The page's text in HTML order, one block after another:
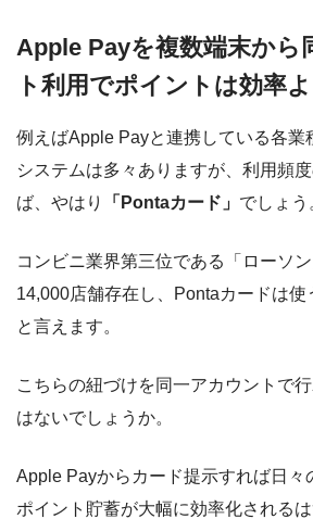
Apple Payを複数端末から
ト利用でポイントは効率
例えばApple Payと連携している各業
システムは多々ありますが、利用頻
ば、やはり
「Pontaカード」 でしょう
コンビニ業界第三位である「ローソ
14,000店舗存在し、Pontaカードは
と言えます。
こちらの紐づけを同一アカウントで
はないでしょうか。
Apple Payからカード提示すれば日々
ポイント貯蓄が大幅に効率化されるは